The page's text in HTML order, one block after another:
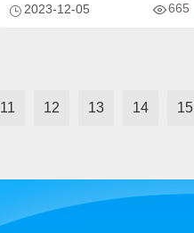
2023-12-05 665
11 12 13 14 15